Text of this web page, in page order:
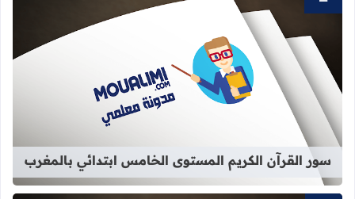
قراءة المزيد عن سور القرآن
سور القرآن الكريم المستوى الخامس ابتدائي بالمغرب